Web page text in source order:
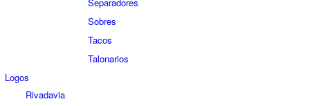
Sobres
Tacos
Talonarios
Logos
Rivadavia